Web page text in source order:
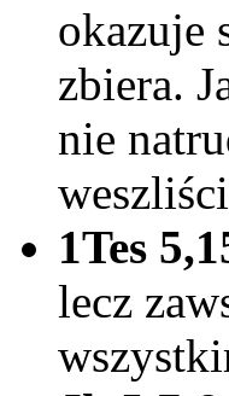
okazuje
zbiera.
nie
1Tes
lecz